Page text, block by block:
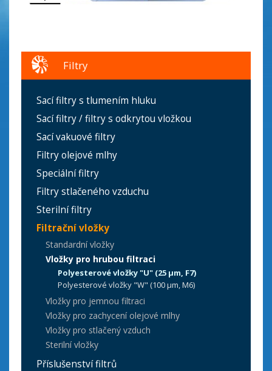
Filtry
Sací filtry s tlumením hluku
Sací filtry / filtry s odkrytou vložkou
Sací vakuové filtry
Filtry olejové mlhy
Speciální filtry
Filtry stlačeného vzduchu
Sterilní filtry
Filtrační vložky
Standardní vložky
Vložky pro hrubou filtraci
Polyesterové vložky "U" (25 µm, F7)
Polyesterové vložky "W" (100 µm, M6)
Vložky pro jemnou filtraci
Vložky pro zachycení olejové mlhy
Vložky pro stlačený vzduch
Sterilní vložky
Příslušenství filtrů